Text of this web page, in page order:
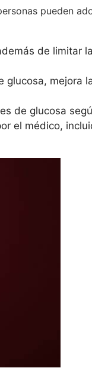
pueden
de limitar
mejora
de glucosa
el médico,